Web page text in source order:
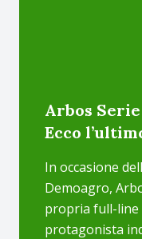
Arbos Serie
Ecco
In occasione
Demoagro,
propria full-
protagonista